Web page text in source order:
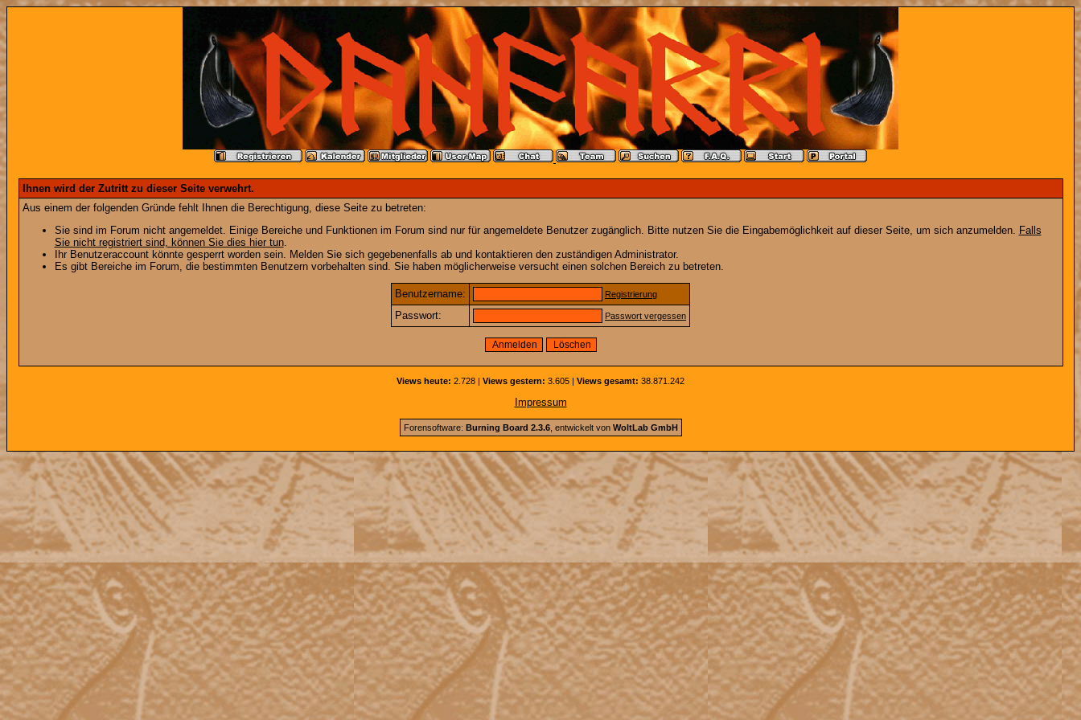
Ihnen wird der Zutritt zu dieser Seite verwehrt.
Aus einem der folgenden Gründe fehlt Ihnen die Berechtigung, diese Seite zu betreten:
Sie sind im Forum nicht angemeldet. Einige Bereiche und Funktionen im Forum sind nur für angemeldete Benutzer zugänglich. Bitte nutzen Sie die Eingabemöglichkeit auf dieser Seite, um sich anzumelden. Falls
Sie nicht registriert sind, können Sie dies hier tun.
Ihr Benutzeraccount könnte gesperrt worden sein. Melden Sie sich gegebenenfalls ab und kontaktieren den zuständigen Administrator.
Es gibt Bereiche im Forum, die bestimmten Benutzern vorbehalten sind. Sie haben möglicherweise versucht einen solchen Bereich zu betreten.
Benutzername: Registrierung
Passwort: Passwort vergessen
Views heute: 2.728 | Views gestern: 3.605 | Views gesamt: 38.871.242
Impressum
Forensoftware: Burning Board 2.3.6, entwickelt von WoltLab GmbH